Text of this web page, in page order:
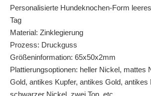
Personalisierte Hundeknochen-Form
Tag
Material: Zinklegierung
Prozess: Druckguss
Größeninformation: 65x50x2mm
Plattierungsoptionen: heller Nickel, mattes
Gold, antikes Kupfer, antikes Gold, antikes
schwarzer Nickel, zwei Ton, etc